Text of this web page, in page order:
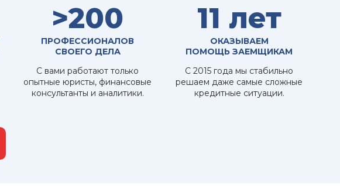
>200
ПРОФЕССИОНАЛОВ
СВОЕГО ДЕЛА
С вами работают только
опытные юристы, финансовые
консультанты и аналитики.
11 лет
ОКАЗЫВАЕМ
ПОМОЩЬ ЗАЕМЩИКАМ
С 2015 года мы стабильно
решаем даже самые сложные
кредитные ситуации.